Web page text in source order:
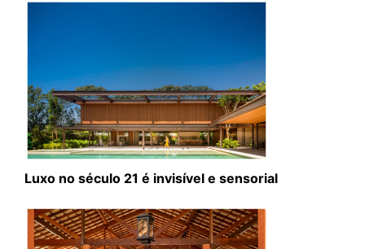
Luxo no século 21 é invisível e sensorial